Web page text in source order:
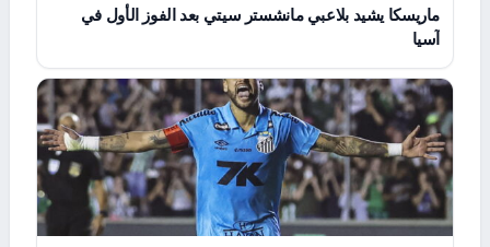
ماريسكا يشيد بلاعبي مانشستر سيتي بعد الفوز الأول في
آسيا